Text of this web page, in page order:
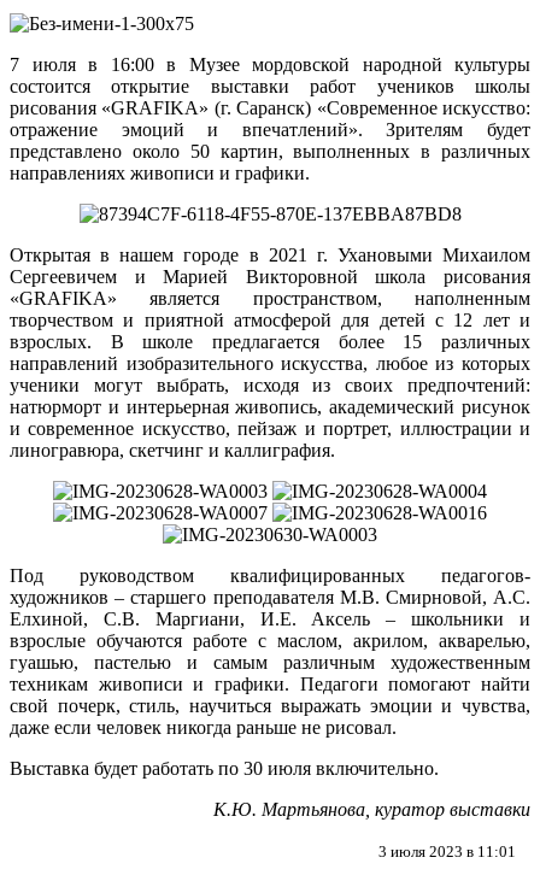
7 июля в 16:00 в Музее мордовской народной культуры
состоится открытие выставки работ учеников школы
рисования «GRAFIKA» (г. Саранск) «Современное искусство:
отражение эмоций и впечатлений». Зрителям будет
представлено около 50 картин, выполненных в различных
направлениях живописи и графики.
Открытая в нашем городе в 2021 г. Ухановыми Михаилом
Сергеевичем и Марией Викторовной школа рисования
«GRAFIKA» является пространством, наполненным
творчеством и приятной атмосферой для детей с 12 лет и
взрослых. В школе предлагается более 15 различных
направлений изобразительного искусства, любое из которых
ученики могут выбрать, исходя из своих предпочтений:
натюрморт и интерьерная живопись, академический рисунок
и современное искусство, пейзаж и портрет, иллюстрации и
линогравюра, скетчинг и каллиграфия.
Под руководством квалифицированных педагогов-
художников – старшего преподавателя М.В. Смирновой, А.С.
Елхиной, С.В. Маргиани, И.Е. Аксель – школьники и
взрослые обучаются работе с маслом, акрилом, акварелью,
гуашью, пастелью и самым различным художественным
техникам живописи и графики. Педагоги помогают найти
свой почерк, стиль, научиться выражать эмоции и чувства,
даже если человек никогда раньше не рисовал.
Выставка будет работать по 30 июля включительно.
К.Ю. Мартьянова, куратор выставки
3 июля 2023 в 11:01